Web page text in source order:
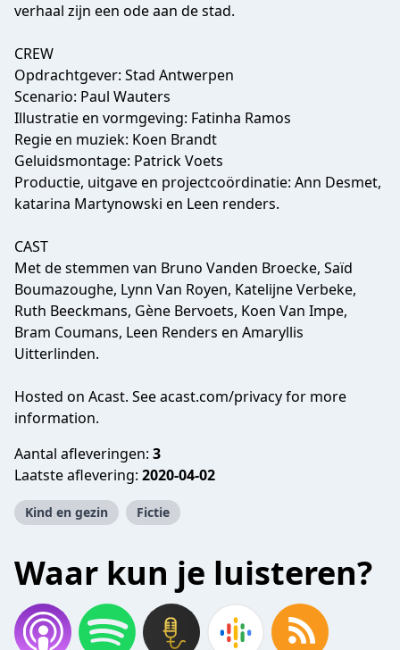
verhaal zijn een ode aan de stad.
CREW
Opdrachtgever: Stad Antwerpen
Scenario: Paul Wauters
Illustratie en vormgeving: Fatinha Ramos
Regie en muziek: Koen Brandt
Geluidsmontage: Patrick Voets
Productie, uitgave en projectcoördinatie: Ann Desmet,
katarina Martynowski en Leen renders.
CAST
Met de stemmen van Bruno Vanden Broecke, Saïd
Boumazoughe, Lynn Van Royen, Katelijne Verbeke,
Ruth Beeckmans, Gène Bervoets, Koen Van Impe,
Bram Coumans, Leen Renders en Amaryllis
Uitterlinden.
Hosted on Acast. Seeacast.com/privacyfor more
information.
Aantal afleveringen: 3
Laatste aflevering: 2020-04-02
Kind en gezin Fictie
Waar kun je luisteren?